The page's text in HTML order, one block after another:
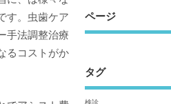
す。虫歯ケア
手法調整治療
るコストがか
ページ
タグ
検診